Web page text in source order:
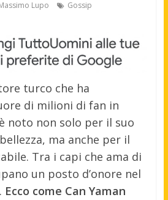
Lupo Gossip
turco che ha
di milioni di fan in
noto non solo per il suo
ma anche per il
Tra i capi che ama di
un posto d’onore nel
Ecco come Can Yaman